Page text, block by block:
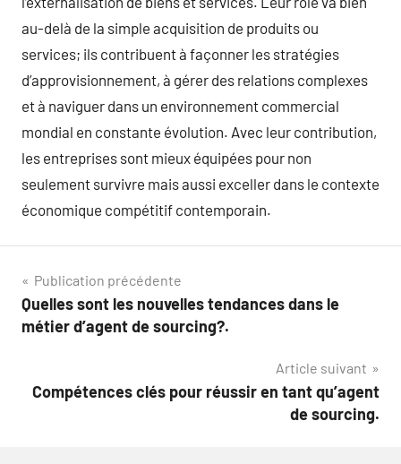
au-delà de la simple acquisition de produits ou
services; ils contribuent à façonner les stratégies
d’approvisionnement, à gérer des relations complexes
et à naviguer dans un environnement commercial
mondial en constante évolution. Avec leur contribution,
les entreprises sont mieux équipées pour non
seulement survivre mais aussi exceller dans le contexte
économique compétitif contemporain.
Navigation
de
Publication précédente
Quelles sont les nouvelles tendances dans le
métier d’agent de sourcing?.
Article suivant
Compétences clés pour réussir en tant qu’agent
de sourcing.